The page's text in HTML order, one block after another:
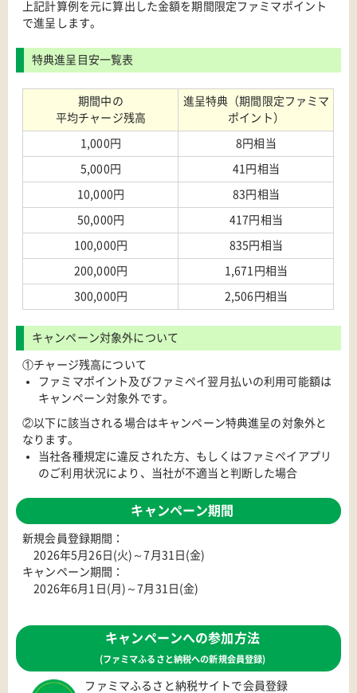
上記計算例を元に算出した金額を期間限定ファミマポイント
で進呈します。
特典進呈目安一覧表
期間中の
平均チャージ残高
進呈特典（期間限定ファミマ
ポイント）
1,000円 8円相当
5,000円 41円相当
10,000円 83円相当
50,000円 417円相当
100,000円 835円相当
200,000円 1,671円相当
300,000円 2,506円相当
キャンペーン対象外について
①チャージ残高について
ファミマポイント及びファミペイ翌月払いの利用可能額は
キャンペーン対象外です。
②以下に該当される場合はキャンペーン特典進呈の対象外と
なります。
当社各種規定に違反された方、もしくはファミペイアプリ
のご利用状況により、当社が不適当と判断した場合
キャンペーン期間
新規会員登録期間：
2026年5月26日(火)～7月31日(金)
キャンペーン期間：
2026年6月1日(月)～7月31日(金)
キャンペーンへの参加方法
(ファミマふるさと納税への新規会員登録)
ファミマふるさと納税サイトで会員登録